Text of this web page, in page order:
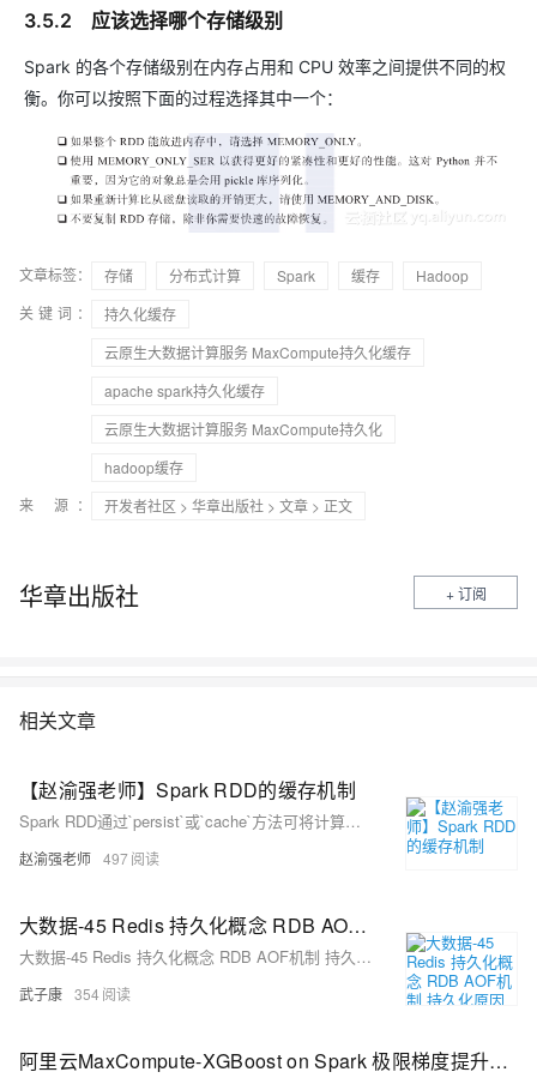
3.5.2 应该选择哪个存储级别
Spark 的各个存储级别在内存占用和 CPU 效率之间提供不同的权
衡。你可以按照下面的过程选择其中一个：
文章标签： 存储 分布式计算 Spark 缓存
Hadoop
关键词：
持久化缓存
云原生大数据计算服务 MaxCompute持久化缓存
apache spark持久化缓存
云原生大数据计算服务 MaxCompute持久化
hadoop缓存
来 源：
开发者社区 > 华章出版社 > 文章 > 正文
华章出版社 + 订阅
相关文章
【赵渝强老师】Spark RDD的缓存机制
Spark RDD通过`persist`或`cache`方法可将计算结果缓存，但并非立即生效，而是在触发action时才缓存到内存中供重用。`cache`方法实际调用了`persist(StorageLevel.MEMORY_ONLY)`。RDD缓存可能因内存不足被删除，建议结合检查点机制保证容错。示例中，读取大文件并多次调用`count`，使用缓存后执行效率显著提升，最后一次计算仅耗时98ms。
赵渝强老师 497
大数据-45 Redis 持久化概念 RDB AOF机制 持久化原因和对比
大数据-45 Redis 持久化概念 RDB AOF机制 持久化原因和对比
武子康 354
阿里云MaxCompute-XGBoost on Spark 极限梯度提升算法的分布式训练与模型持久化oss的实现与代码浅析